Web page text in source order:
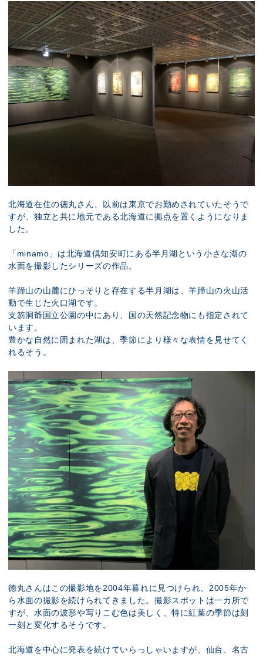
北海道在住の徳丸さん、以前は東京でお勤めされていたそうで
すが、独立と共に地元である北海道に拠点を置くようになりま
した。
「minamo」は北海道倶知安町にある半月湖という小さな湖の
水面を撮影したシリーズの作品。
羊蹄山の山麓にひっそりと存在する半月湖は、羊蹄山の火山活
動で生じた火口湖です。
支笏洞爺国立公園の中にあり、国の天然記念物にも指定されて
います。
豊かな自然に囲まれた湖は、季節により様々な表情を見せてく
れるそう。
徳丸さんはこの撮影地を2004年暮れに見つけられ、2005年か
ら水面の撮影を続けられてきました。撮影スポットは一カ所で
すが、水面の波形や写りこむ色は美しく、特に紅葉の季節は刻
一刻と変化するそうです。
北海道を中心に発表を続けていらっしゃいますが、仙台、名古